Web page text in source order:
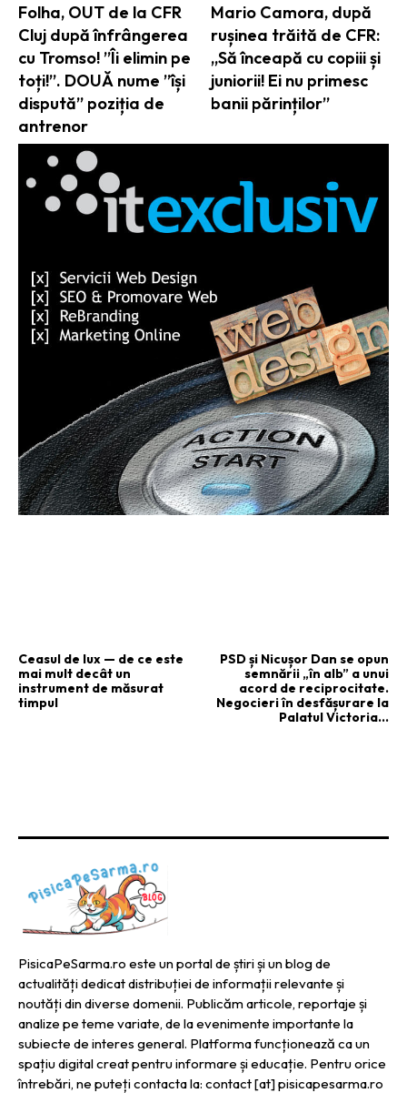
Folha, OUT de la CFR
Cluj după înfrângerea
cu Tromso! ”Îi elimin pe
toți!”. DOUĂ nume ”își
dispută” poziția de
antrenor
Mario Camora, după
rușinea trăită de CFR:
„Să înceapă cu copiii și
juniorii! Ei nu primesc
banii părinților”
Ceasul de lux — de ce este
mai mult decât un
instrument de măsurat
timpul
PSD și Nicușor Dan se opun
semnării „în alb” a unui
acord de reciprocitate.
Negocieri în desfășurare la
Palatul Victoria…
PisicaPeSarma.ro este un portal de știri și un blog de
actualități dedicat distribuției de informații relevante și
noutăți din diverse domenii. Publicăm articole, reportaje și
analize pe teme variate, de la evenimente importante la
subiecte de interes general. Platforma funcționează ca un
spațiu digital creat pentru informare și educație. Pentru orice
întrebări, ne puteți contacta la: contact [at] pisicapesarma.ro